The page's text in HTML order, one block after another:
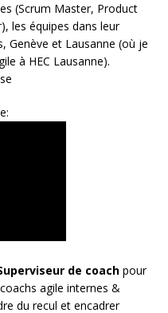
(Scrum Master, Product
les équipes dans leur
Genève et Lausanne (où je
à HEC Lausanne).
de coach pour
agile internes &
du recul et encadrer